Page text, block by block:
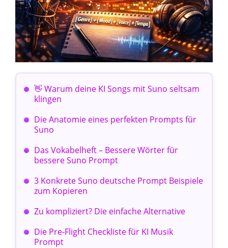
👋 Warum deine KI Songs mit Suno seltsam
klingen
Die Anatomie eines perfekten Prompts für
Suno
Das Vokabelheft – Bessere Wörter für
bessere Suno Prompt
3 Konkrete Suno deutsche Prompt Beispiele
zum Kopieren
Zu kompliziert? Die einfache Alternative
Die Pre-Flight Checkliste für KI Musik
Prompt